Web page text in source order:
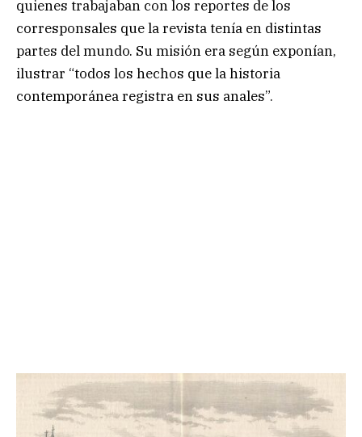
quienes trabajaban con los reportes de los
corresponsales que la revista tenía en distintas
partes del mundo. Su misión era según exponían,
ilustrar “todos los hechos que la historia
contemporánea registra en sus anales”.